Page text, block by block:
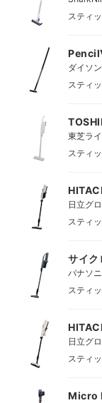
スティ
ダイソン
スティ
東芝ラ
スティ
日立グ
スティ
サイク
パナソ
スティ
日立グ
スティ
Micro